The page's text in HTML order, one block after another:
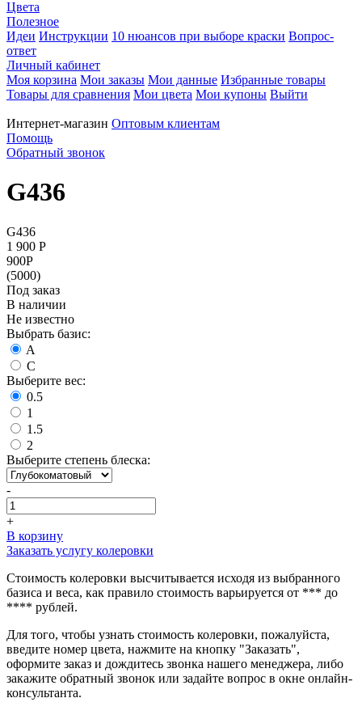
Цвета
Полезное
Идеи Инструкции 10 нюансов при выборе краски Вопрос-
ответ
Личный кабинет
Моя корзина Мои заказы Мои данные Избранные товары
Товары для сравнения Мои цвета Мои купоны Выйти
Интернет-магазин Оптовым клиентам
Помощь
Обратный звонок
G436
G436
1 900 P
900P
(5000)
Под заказ
В наличии
Не известно
Выбрать базис:
A
C
Выберите вес:
0.5
1
1.5
2
Выберите степень блеска:
-
+
В корзину
Заказать услугу колеровки
Стоимость колеровки высчитывается исходя из выбранного
базиса и веса, как правило стоимость варьируется от *** до
**** рублей.
Для того, чтобы узнать стоимость колеровки, пожалуйста,
введите номер цвета, нажмите на кнопку "Заказать",
оформите заказ и дождитесь звонка нашего менеджера, либо
закажите обратный звонок или задайте вопрос в окне онлайн-
консультанта.